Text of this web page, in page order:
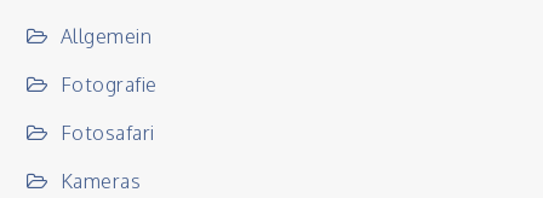
Allgemein
Fotografie
Fotosafari
Kameras